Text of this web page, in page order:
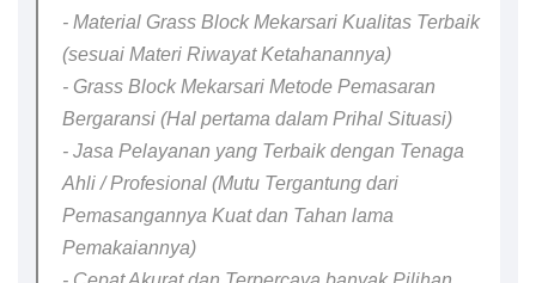
- Material Grass Block Mekarsari Kualitas Terbaik
(sesuai Materi Riwayat Ketahanannya)
- Grass Block Mekarsari Metode Pemasaran
Bergaransi (Hal pertama dalam Prihal Situasi)
- Jasa Pelayanan yang Terbaik dengan Tenaga
Ahli / Profesional (Mutu Tergantung dari
Pemasangannya Kuat dan Tahan lama
Pemakaiannya)